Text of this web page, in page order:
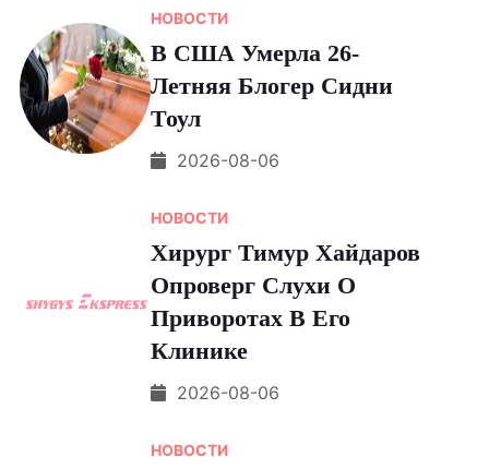
НОВОСТИ
В США Умерла 26-
Летняя Блогер Сидни
Тоул
2026-08-06
НОВОСТИ
Хирург Тимур Хайдаров
Опроверг Слухи О
Приворотах В Его
Клинике
2026-08-06
НОВОСТИ